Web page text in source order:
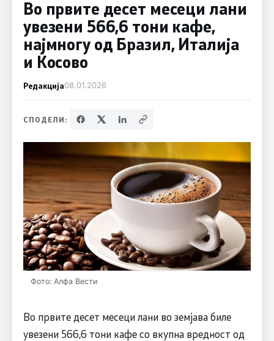
Во првите десет месеци лани
увезени 566,6 тони кафе,
најмногу од Бразил, Италија
и Косово
Редакција08.01.2026
СПОДЕЛИ:
Фото: Алфа Вести
Во првите десет месеци лани во земјава биле
увезени 566,6 тони кафе со вкупна вредност од